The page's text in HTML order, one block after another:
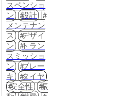
スペンショ
ン
設計
メンテナン
ス
デザイ
ン
トラン
スミッショ
ン
ブレー
キ
タイヤ
安全性
振